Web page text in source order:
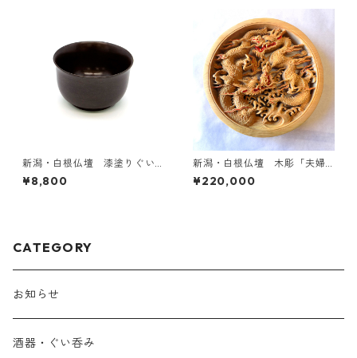
新潟・白根仏壇 漆塗りぐい
のみ B
¥8,800
新潟・白根仏壇 木彫「夫婦
龍」｜受注生産
¥220,000
CATEGORY
お知らせ
酒器・ぐい呑み